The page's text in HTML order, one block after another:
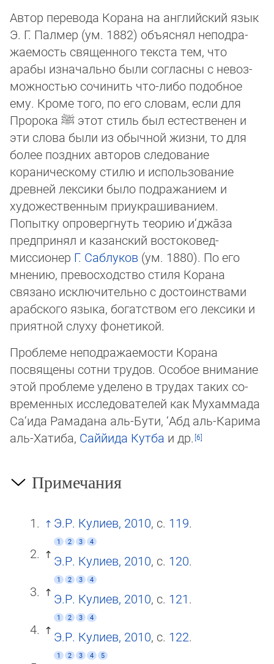
Автор перевода Корана на английский язык
Э. Г. Палмер (ум. 1882) объяснял не­под­ра­
жае­мость священного текста тем, что
арабы изначально были согласны с невоз­
мож­нос­тью сочинить что-либо подобное
ему. Кроме того, по его словам, если для
Пророка ﷺ этот стиль был естественен и
эти слова были из обычной жизни, то для
более поздних авторов следование
кораническому стилю и использование
древ­ней лексики было подра­жа­ни­ем и
художественным приукрашиванием.
Попытку опровергнуть теорию и‘джа̄за
пред­при­нял и казанский востоковед-
миссионер Г. Саблуков (ум. 1880). По его
мнению, превосходство стиля Корана
связано исклю­чи­те­ль­но с достоин­ства­ми
арабского языка, богатством его лексики и
приятной слуху фонетикой.
Проблеме неподражаемости Корана
посвящены сотни трудов. Особое внимание
этой проблеме уделено в трудах таких со­
вре­менных исследователей как Мухаммада
Са‘ида Рамадана аль-Бути, ‘Абд аль-Карима
аль-Хатиба, Саййида Кутба и др.
Примечания
Э.Р. Кулиев, 2010, с. 119.
1 2 3 4
Э.Р. Кулиев, 2010, с. 120.
1 2 3 4
Э.Р. Кулиев, 2010, с. 121.
1 2 3 4
Э.Р. Кулиев, 2010, с. 122.
1 2 3 4 5